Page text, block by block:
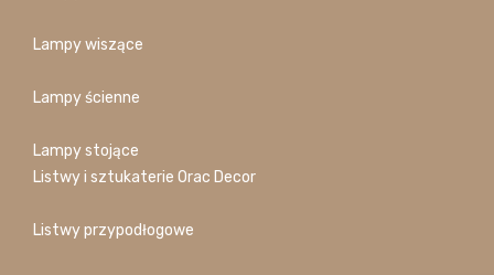
Lampy wiszące
Lampy ścienne
Lampy stojące
Listwy i sztukaterie Orac Decor
Listwy przypodłogowe